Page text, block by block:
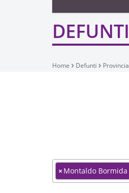
Home Defunti
× Montaldo Bormida